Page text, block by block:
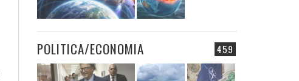
459
POLITICA/ECONOMIA